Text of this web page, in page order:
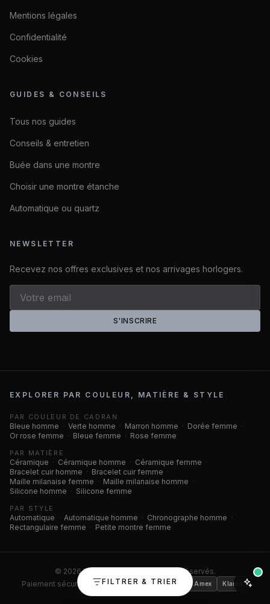
FILTRER & TRIER
Mentions légales
Confidentialité
Cookies
GUIDES & CONSEILS
Tous nos guides
Conseils & entretien
Buée dans une montre
Choisir une montre étanche
Automatique ou quartz
NEWSLETTER
Recevez nos offres exclusives et nos arrivages horlogers.
S'INSCRIRE
EXPLORER PAR COULEUR, MATIÈRE & STYLE
PAR COULEUR DE CADRAN
Bleue homme · Verte homme · Marron homme · Dorée femme ·
Or rose femme · Bleue femme · Rose femme
PAR MATIÈRE
Céramique · Céramique homme · Céramique femme ·
Bracelet cuir homme · Bracelet cuir femme ·
Maille milanaise femme · Maille milanaise homme ·
Silicone homme · Silicone femme
PAR STYLE
Automatique · Automatique homme · Chronographe homme ·
Rectangulaire femme · Petite montre femme
© 2026Montres Outlet. Tous droits réservés.
Paiement sécurisé ·
Visa Mastercard CB Amex Klarna